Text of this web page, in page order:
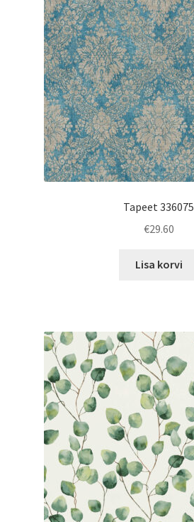
Tapeet 336075
€29.60
Lisa korvi